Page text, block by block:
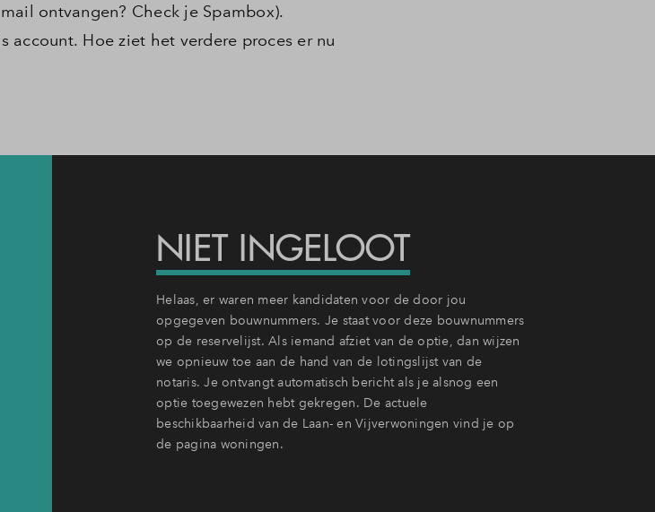
ontvangen? Check je Spambox).
account. Hoe ziet het verdere proces er nu
NIET INGELOOT
Helaas, er waren meer kandidaten voor de door jou
opgegeven bouwnummers. Je staat voor deze bouwnummers
op de reservelijst. Als iemand afziet van de optie, dan wijzen
we opnieuw toe aan de hand van de lotingslijst van de
notaris. Je ontvangt automatisch bericht als je alsnog een
optie toegewezen hebt gekregen. De actuele
beschikbaarheid van de Laan- en Vijverwoningen vind je op
de pagina woningen.